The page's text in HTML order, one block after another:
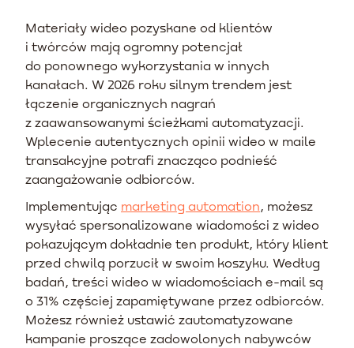
Materiały wideo pozyskane od klientów
i twórców mają ogromny potencjał
do ponownego wykorzystania w innych
kanałach. W 2026 roku silnym trendem jest
łączenie organicznych nagrań
z zaawansowanymi ścieżkami automatyzacji.
Wplecenie autentycznych opinii wideo w maile
transakcyjne potrafi znacząco podnieść
zaangażowanie odbiorców.
Implementując marketing automation , możesz
wysyłać spersonalizowane wiadomości z wideo
pokazującym dokładnie ten produkt, który klient
przed chwilą porzucił w swoim koszyku. Według
badań, treści wideo w wiadomościach e-mail są
o 31% częściej zapamiętywane przez odbiorców.
Możesz również ustawić zautomatyzowane
kampanie proszące zadowolonych nabywców